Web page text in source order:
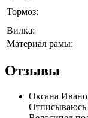
Тормоз:
Вилка:
Материал рамы:
Отзывы
Оксана
Отписываюсь